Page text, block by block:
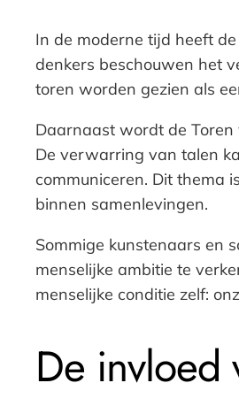
In de moderne tijd heeft
denkers beschouwen het
toren worden gezien als
Daarnaast wordt de Toren
De verwarring van talen
communiceren. Dit thema
binnen samenlevingen.
Sommige kunstenaars en
menselijke ambitie te
menselijke conditie zelf:
De invloed